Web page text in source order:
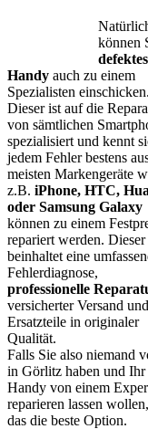
können
defektes
Handy auch zu einem
Spezialisten einschicken.
Dieser ist auf die
von sämtlichen
spezialisiert und kennt
jedem Fehler bestens
meisten Markengeräte
z.B. iPhone, HTC,
oder Samsung Galaxy
können zu einem
repariert werden. Dieser
beinhaltet eine
Fehlerdiagnose,
professionelle
versicherter Versand und
Ersatzteile in originaler
Qualität.
Falls Sie also niemand
in Görlitz haben und Ihr
Handy von einem
reparieren lassen
das die beste Option.